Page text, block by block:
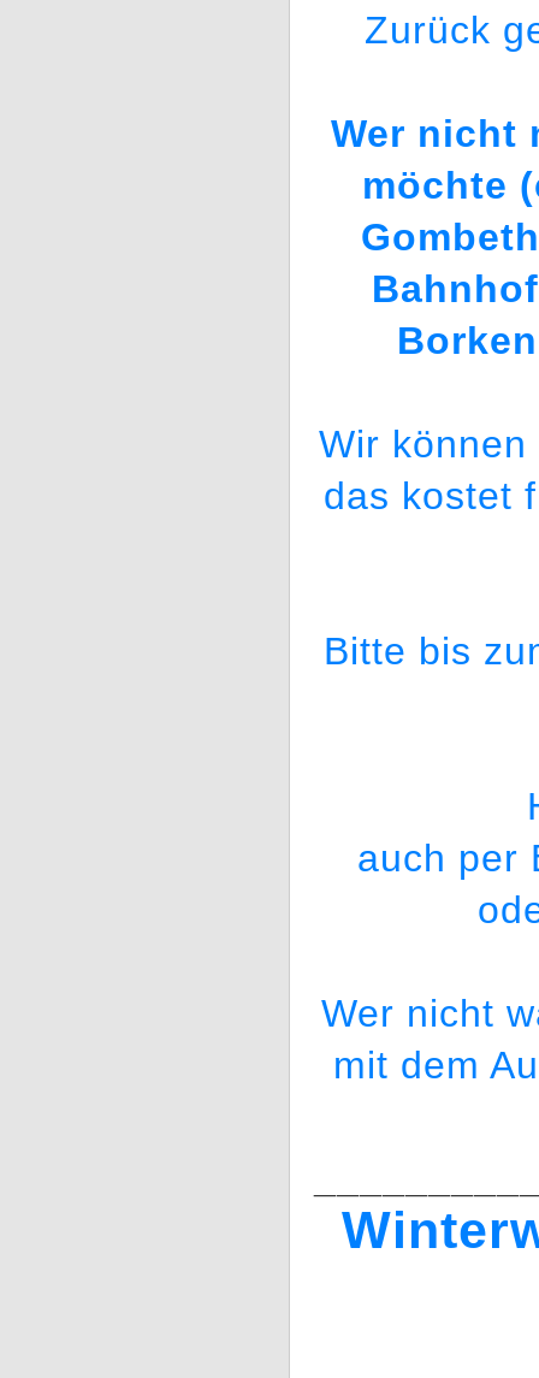
Zurück
Wer nicht
möchte
Wir
das kostet
Bitte bis
auch per
Wer nicht
mit dem